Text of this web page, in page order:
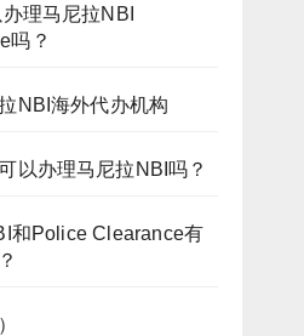
理马尼拉NBI
吗？
NBI海外代办机构
以办理马尼拉NBI吗？
和Police Clearance有